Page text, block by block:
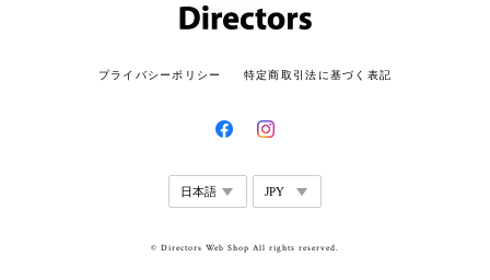
プライバシーポリシー 特定商取引法に基づく表記
© Directors Web Shop All rights reserved.